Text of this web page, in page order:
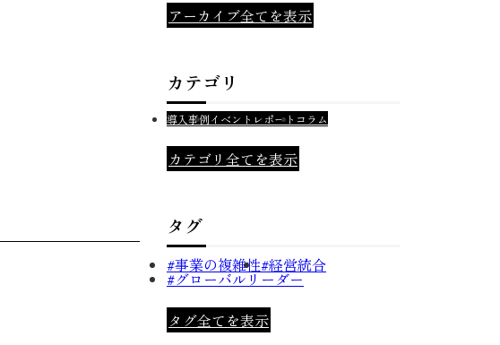
アーカイブ全てを表示
カテゴリ
導入事例イベントレポート コラム
カテゴリ全てを表示
タグ
事業の複雑性 経営統合
グローバルリーダー
タグ全てを表示